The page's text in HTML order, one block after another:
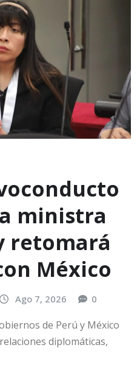
ministra
retomará
México
Ago 7, 2026 0
de Perú y México
diplomáticas,